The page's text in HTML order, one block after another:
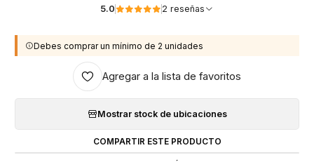
5.0 2 reseñas
Debes comprar un mínimo de 2 unidades
Agregar a la lista de favoritos
Mostrar stock de ubicaciones
COMPARTIR ESTE PRODUCTO